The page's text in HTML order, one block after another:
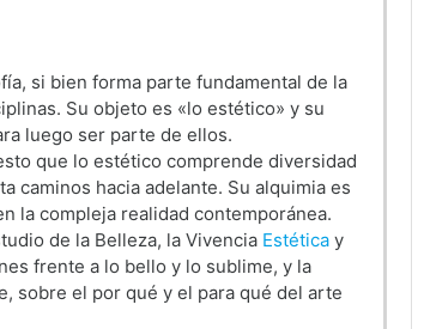
si bien forma parte fundamental de la
Su objeto es «lo estético» y su
luego ser parte de ellos.
que lo estético comprende diversidad
caminos hacia adelante. Su alquimia es
la compleja realidad contemporánea.
de la Belleza, la Vivencia Estética y
frente a lo bello y lo sublime, y la
sobre el por qué y el para qué del arte